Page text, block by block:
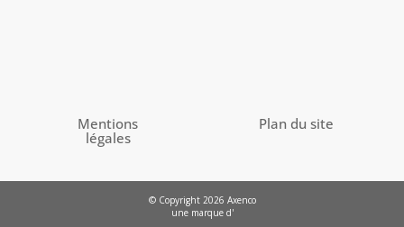
Mentions
légales
Plan du site
© Copyright 2026 Axenco
une marque d'